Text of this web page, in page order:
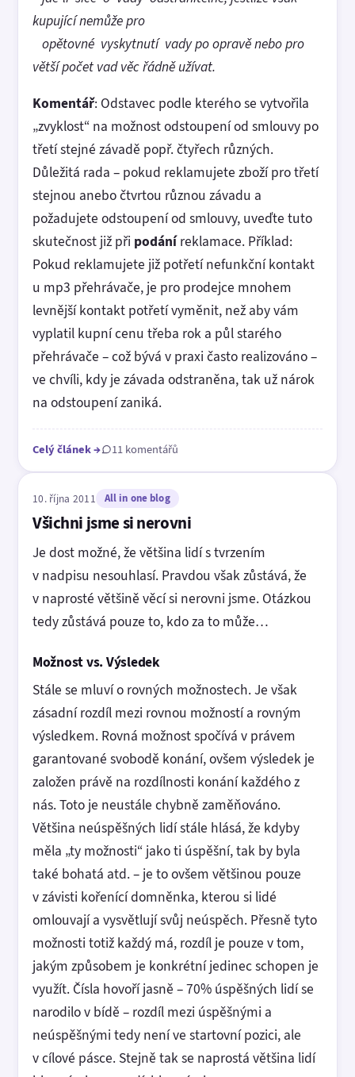
kupující nemůže pro
opětovné vyskytnutí vady po opravě nebo pro
větší počet vad věc řádně užívat.
Komentář: Odstavec podle kterého se vytvořila
„zvyklost“ na možnost odstoupení od smlouvy po
třetí stejné závadě popř. čtyřech různých.
Důležitá rada – pokud reklamujete zboží pro třetí
stejnou anebo čtvrtou různou závadu a
požadujete odstoupení od smlouvy, uveďte tuto
skutečnost již při podáníreklamace. Příklad:
Pokud reklamujete již potřetí nefunkční kontakt
u mp3 přehrávače, je pro prodejce mnohem
levnější kontakt potřetí vyměnit, než aby vám
vyplatil kupní cenu třeba rok a půl starého
přehrávače – což bývá v praxi často realizováno –
ve chvíli, kdy je závada odstraněna, tak už nárok
na odstoupení zaniká.
Celý článek→ 11 komentářů
10. října 2011 All in one blog
Všichni jsme si nerovni
Je dost možné, že většina lidí s tvrzením
v nadpisu nesouhlasí. Pravdou však zůstává, že
v naprosté většině věcí si nerovni jsme. Otázkou
tedy zůstává pouze to, kdo za to může…
Možnost vs. Výsledek
Stále se mluví o rovných možnostech. Je však
zásadní rozdíl mezi rovnou možností a rovným
výsledkem. Rovná možnost spočívá v právem
garantované svobodě konání, ovšem výsledek je
založen právě na rozdílnosti konání každého z
nás. Toto je neustále chybně zaměňováno.
Většina neúspěšných lidí stále hlásá, že kdyby
měla „ty možnosti“ jako ti úspěšní, tak by byla
také bohatá atd. – je to ovšem většinou pouze
v závisti kořenící domněnka, kterou si lidé
omlouvají a vysvětlují svůj neúspěch. Přesně tyto
možnosti totiž každý má, rozdíl je pouze v tom,
jakým způsobem je konkrétní jedinec schopen je
využít. Čísla hovoří jasně – 70% úspěšných lidí se
narodilo v bídě – rozdíl mezi úspěšnými a
neúspěšnými tedy není ve startovní pozici, ale
v cílové pásce. Stejně tak se naprostá většina lidí